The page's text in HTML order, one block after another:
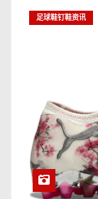
足球鞋钉鞋资讯